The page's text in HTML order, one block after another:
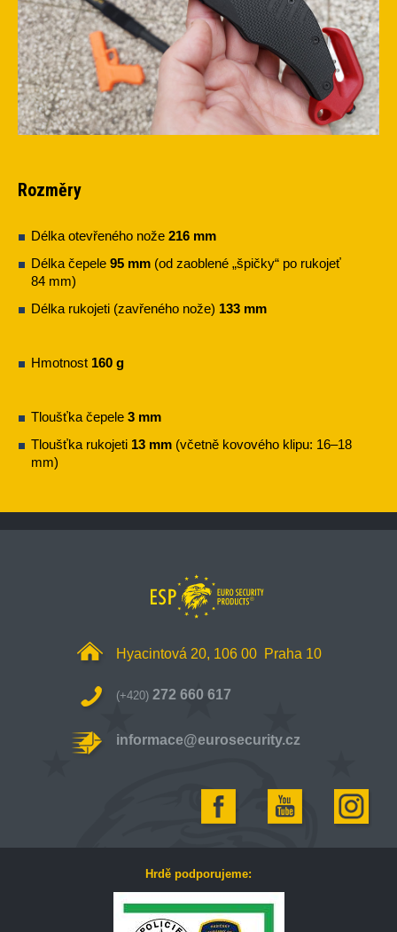
Rozměry
Délka otevřeného nože 216 mm
Délka čepele 95 mm (od zaoblené „špičky“ po rukojeť
84 mm)
Délka rukojeti (zavřeného nože) 133 mm
Hmotnost 160 g
Tloušťka čepele 3 mm
Tloušťka rukojeti 13 mm (včetně kovového klipu: 16–18
mm)
Hyacintová 20, 106 00 Praha 10
(+420) 272 660 617
informace@eurosecurity.cz
Hrdě podporujeme: